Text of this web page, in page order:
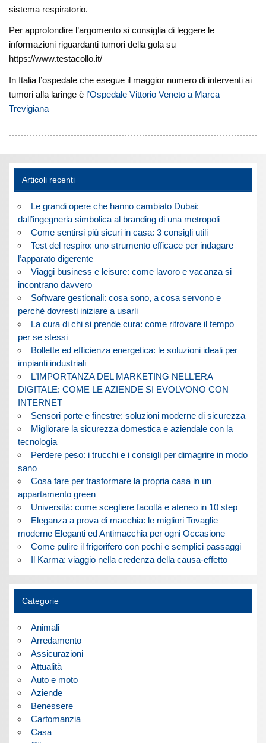
sistema respiratorio.
Per approfondire l’argomento si consiglia di leggere le
informazioni riguardanti tumori della gola su
https://www.testacollo.it/
In Italia l’ospedale che esegue il maggior numero di interventi ai
tumori alla laringe è l’Ospedale Vittorio Veneto a Marca
Trevigiana
Articoli recenti
Le grandi opere che hanno cambiato Dubai:
dall’ingegneria simbolica al branding di una metropoli
Come sentirsi più sicuri in casa: 3 consigli utili
Test del respiro: uno strumento efficace per indagare
l’apparato digerente
Viaggi business e leisure: come lavoro e vacanza si
incontrano davvero
Software gestionali: cosa sono, a cosa servono e
perché dovresti iniziare a usarli
La cura di chi si prende cura: come ritrovare il tempo
per se stessi
Bollette ed efficienza energetica: le soluzioni ideali per
impianti industriali
L’IMPORTANZA DEL MARKETING NELL’ERA
DIGITALE: COME LE AZIENDE SI EVOLVONO CON
INTERNET
Sensori porte e finestre: soluzioni moderne di sicurezza
Migliorare la sicurezza domestica e aziendale con la
tecnologia
Perdere peso: i trucchi e i consigli per dimagrire in modo
sano
Cosa fare per trasformare la propria casa in un
appartamento green
Università: come scegliere facoltà e ateneo in 10 step
Eleganza a prova di macchia: le migliori Tovaglie
moderne Eleganti ed Antimacchia per ogni Occasione
Come pulire il frigorifero con pochi e semplici passaggi
Il Karma: viaggio nella credenza della causa-effetto
Categorie
Animali
Arredamento
Assicurazioni
Attualità
Auto e moto
Aziende
Benessere
Cartomanzia
Casa